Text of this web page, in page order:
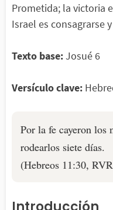
Prometida; la victoria
Israel es consagrarse
Texto base:Josué 6
Versículo clave:
Por la fe cayeron los
rodearlos siete días.
(Hebreos 11:30,